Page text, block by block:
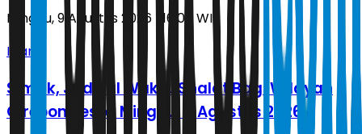
Minggu, 9 Agustus 2026 | 16.05 WIB
Islami
Simak, Jadwal Waktu Shalat Bagi Wilayah
Cirebon Besok Minggu, 9 Agustus 2026